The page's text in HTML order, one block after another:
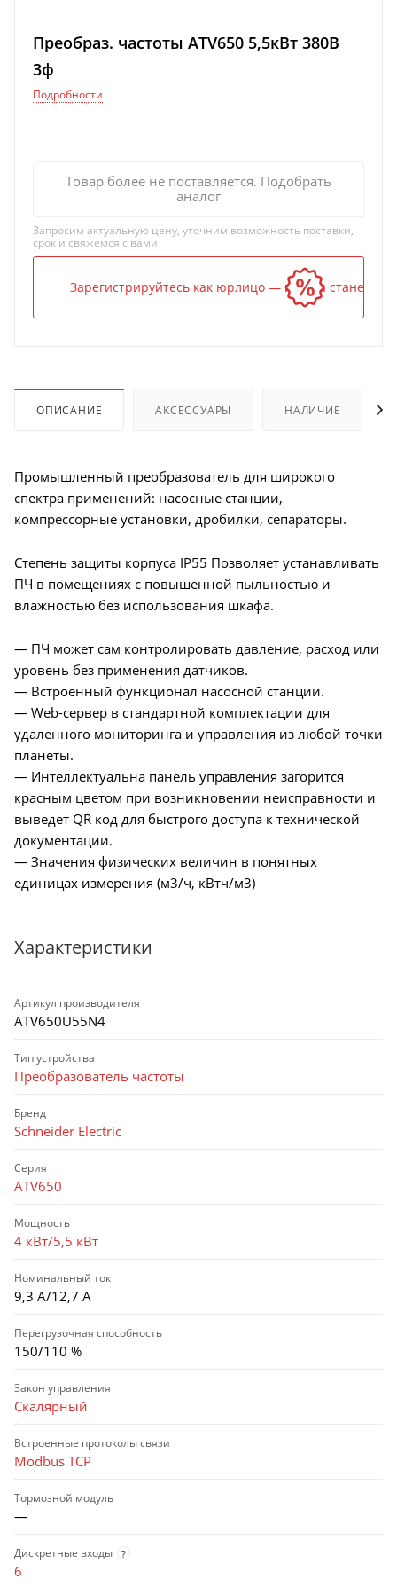
Преобраз. частоты ATV650 5,5кВт 380В
3ф
Подробности
Товар более не поставляется. Подобрать
аналог
Запросим актуальную цену, уточним возможность поставки,
срок и свяжемся с вами
Зарегистрируйтесь как юрлицо — и цена станет
ОПИСАНИЕ АКСЕССУАРЫ НАЛИЧИЕ
Промышленный преобразователь для широкого
спектра применений: насосные станции,
компрессорные установки, дробилки, сепараторы.
Степень защиты корпуса IP55 Позволяет устанавливать
ПЧ в помещениях с повышенной пыльностью и
влажностью без использования шкафа.
— ПЧ может сам контролировать давление, расход или
уровень без применения датчиков.
— Встроенный функционал насосной станции.
— Web-сервер в стандартной комплектации для
удаленного мониторинга и управления из любой точки
планеты.
— Интеллектуальна панель управления загорится
красным цветом при возникновении неисправности и
выведет QR код для быстрого доступа к технической
документации.
— Значения физических величин в понятных
единицах измерения (м3/ч, кВтч/м3)
Характеристики
Артикул производителя
ATV650U55N4
Тип устройства
Преобразователь частоты
Бренд
Schneider Electric
Серия
ATV650
Мощность
4 кВт/5,5 кВт
Номинальный ток
9,3 А/12,7 А
Перегрузочная способность
150/110 %
Закон управления
Скалярный
Встроенные протоколы связи
Modbus TCP
Тормозной модуль
—
Дискретные входы ?
6